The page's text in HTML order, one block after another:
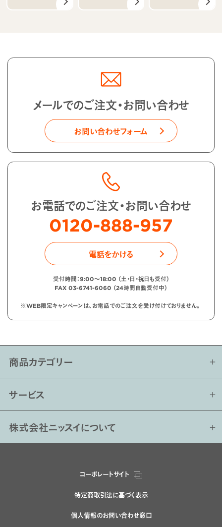
メールでのご注文・お問い合わせ
お問い合わせフォーム
お電話でのご注文・お問い合わせ
0120-888-957
電話をかける
受付時間：9:00〜18:00 （土・日・祝日も受付）
FAX 03-6741-6060 （24時間自動受付中）
※WEB限定キャンペーンは、お電話でのご注文を受け付けておりません。
商品カテゴリー
サービス
株式会社ニッスイについて
コーポレートサイト
特定商取引法に基づく表示
個人情報のお問い合わせ窓口